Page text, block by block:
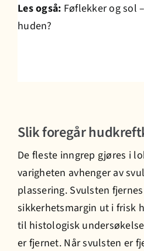
Les også: Føflekker og sol
huden?
Slik foregår
De fleste inngrep gjøres i
varigheten avhenger av
plassering. Svulsten
sikkerhetsmargin ut i frisk
til histologisk
er fjernet. Når svulsten er